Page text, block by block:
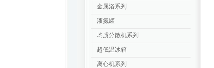
金属浴系列
液氮罐
均质分散机系列
超低温冰箱
离心机系列